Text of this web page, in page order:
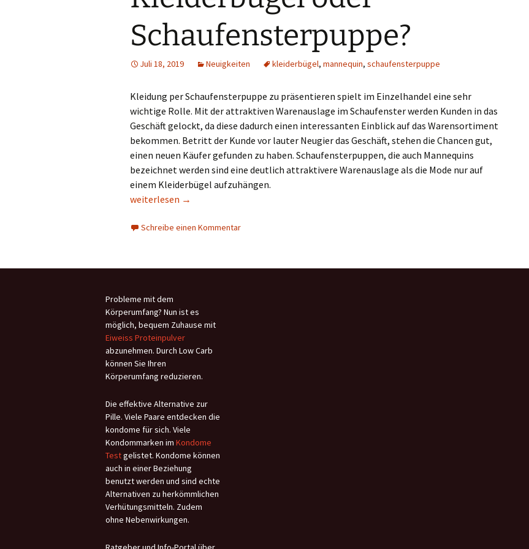
Schaufensterpuppe?
Juli 18, 2019 Neuigkeiten kleiderbügel, mannequin, schaufensterpuppe
Kleidung per Schaufensterpuppe zu präsentieren spielt im Einzelhandel eine sehr
wichtige Rolle. Mit der attraktiven Warenauslage im Schaufenster werden Kunden in das
Geschäft gelockt, da diese dadurch einen interessanten Einblick auf das Warensortiment
bekommen. Betritt der Kunde vor lauter Neugier das Geschäft, stehen die Chancen gut,
einen neuen Käufer gefunden zu haben. Schaufensterpuppen, die auch Mannequins
bezeichnet werden sind eine deutlich attraktivere Warenauslage als die Mode nur auf
einem Kleiderbügel aufzuhängen.
Kleiderbügel oder Schaufensterpuppe?
weiterlesen →
Schreibe einen Kommentar
Probleme mit dem
Körperumfang? Nun ist es
möglich, bequem Zuhause mit
Eiweiss Proteinpulver
abzunehmen. Durch Low Carb
können Sie Ihren
Körperumfang reduzieren.
Die effektive Alternative zur
Pille. Viele Paare entdecken die
kondome für sich. Viele
Kondommarken im Kondome
Testgelistet. Kondome können
auch in einer Beziehung
benutzt werden und sind echte
Alternativen zu herkömmlichen
Verhütungsmitteln. Zudem
ohne Nebenwirkungen.